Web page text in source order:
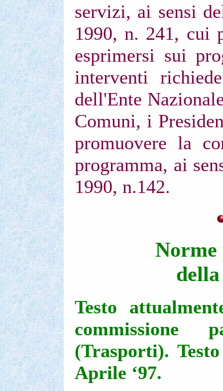
servizi, ai sensi
1990, n. 241, cui
esprimersi sui
interventi
dell'Ente
Comuni, i
promuovere la
programma, ai
1990, n.142.
Testo
commissione
(Trasporti).
Aprile ‘97.